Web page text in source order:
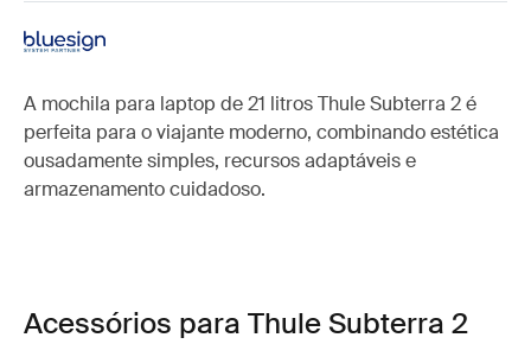
A mochila para laptop de 21 litros Thule Subterra 2 é
perfeita para o viajante moderno, combinando estética
ousadamente simples, recursos adaptáveis e
armazenamento cuidadoso.
Acessórios para Thule Subterra 2